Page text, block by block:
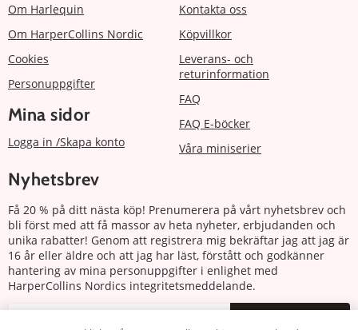
Om Harlequin
Om HarperCollins Nordic
Cookies
Personuppgifter
Mina sidor
Logga in /Skapa konto
Kontakta oss
Köpvillkor
Leverans- och
returinformation
FAQ
FAQ E-böcker
Våra miniserier
Nyhetsbrev
Få 20 % på ditt nästa köp! Prenumerera på vårt nyhetsbrev och
bli först med att få massor av heta nyheter, erbjudanden och
unika rabatter! Genom att registrera mig bekräftar jag att jag är
16 år eller äldre och att jag har läst, förstått och godkänner
hantering av mina personuppgifter i enlighet med
HarperCollins Nordics integritetsmeddelande.